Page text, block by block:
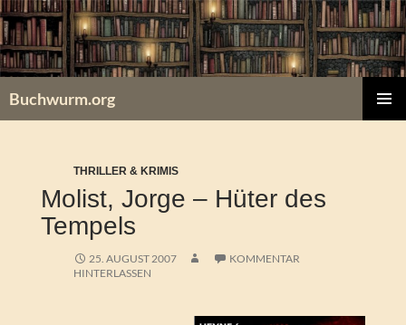
Zum
Inhalt
springen
Buchwurm.org
THRILLER & KRIMIS
Molist, Jorge – Hüter des
Tempels
25. AUGUST 2007
KOMMENTAR
HINTERLASSEN